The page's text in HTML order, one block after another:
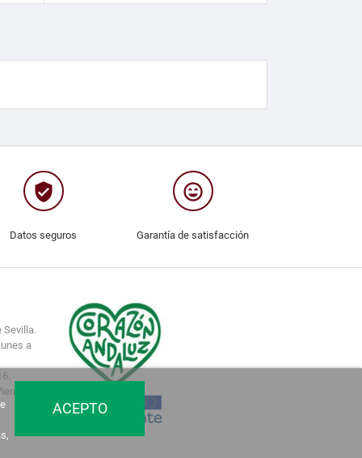
verified_user
Datos seguros
sentiment_very_satisfied
Garantía de satisfacción
Sevilla.
a
ACEPTO